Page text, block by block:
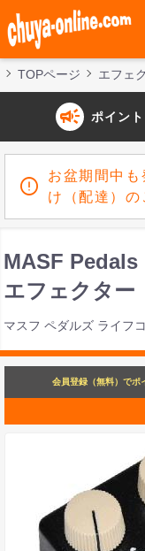
TOPページ エフェ
campaign ポイント
お盆期間中
け（配達）の
MASF
エフェクター
マスフ ペダルズ ライフ
会員登録（無料）でポ